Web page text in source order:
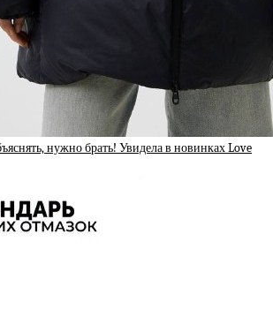
нужно брать! Увидела в новинках Love